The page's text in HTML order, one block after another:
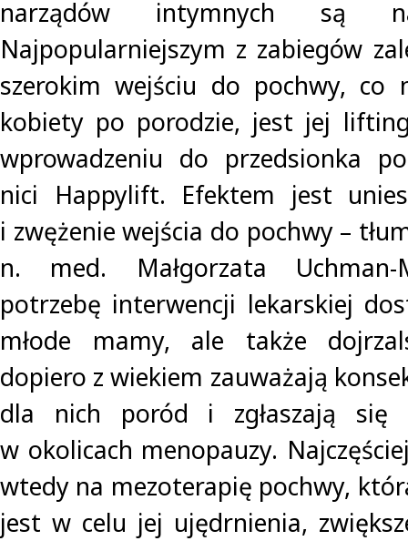
narządów intymnych są
Najpopularniejszym z zabiegów
szerokim wejściu do pochwy, co
kobiety po porodzie, jest jej
wprowadzeniu do przedsionka
nici Happylift. Efektem jest
i zwężenie wejścia do pochwy –
n. med. Małgorzata Uchman-
potrzebę interwencji lekarskiej
młode mamy, ale także
dopiero z wiekiem zauważają
dla nich poród i zgłaszają
w okolicach menopauzy.
wtedy na mezoterapię pochwy,
jest w celu jej ujędrnienia,